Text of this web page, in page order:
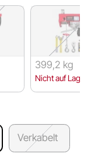
399,2 kg
Nicht auf Lager
Verkabelt